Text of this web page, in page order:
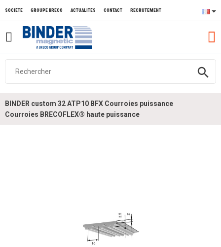
search
SOCIÉTÉ GROUPE BRECO ACTUALITÉS CONTACT RECRUTEMENT
BINDER custom 32 ATP10 BFX Courroies puissance
Courroies BRECOFLEX® haute puissance